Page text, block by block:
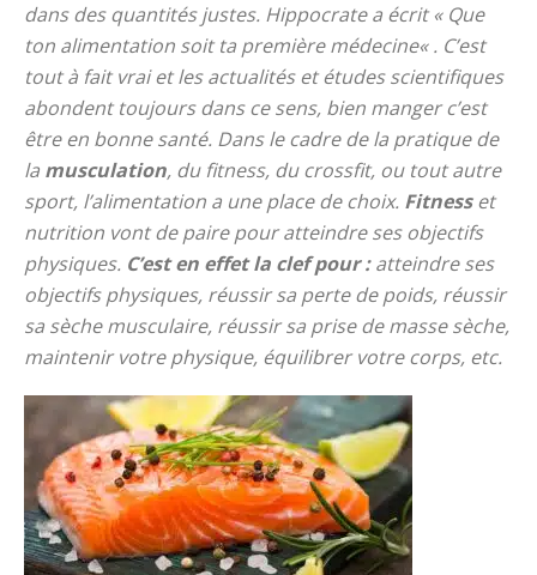
dans des quantités justes. Hippocrate a écrit « Que
ton alimentation soit ta première médecine« . C’est
tout à fait vrai et les actualités et études scientifiques
abondent toujours dans ce sens, bien manger c’est
être en bonne santé. Dans le cadre de la pratique de
la musculation, du fitness, du crossfit, ou tout autre
sport, l’alimentation a une place de choix. Fitnesset
nutrition vont de paire pour atteindre ses objectifs
physiques. C’est en effet la clef pour :atteindre ses
objectifs physiques, réussir sa perte de poids, réussir
sa sèche musculaire, réussir sa prise de masse sèche,
maintenir votre physique, équilibrer votre corps, etc.